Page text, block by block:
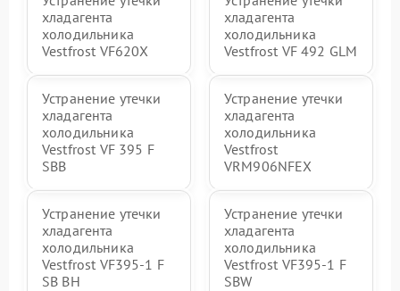
хладагента
холодильника
Vestfrost VF620X
хладагента
холодильника
Vestfrost VF 492 GLM
Устранение утечки
хладагента
холодильника
Vestfrost VF 395 F
SBB
Устранение утечки
хладагента
холодильника
Vestfrost
VRM906NFEX
Устранение утечки
хладагента
холодильника
Vestfrost VF395-1 F
SB BH
Устранение утечки
хладагента
холодильника
Vestfrost VF395-1 F
SBW